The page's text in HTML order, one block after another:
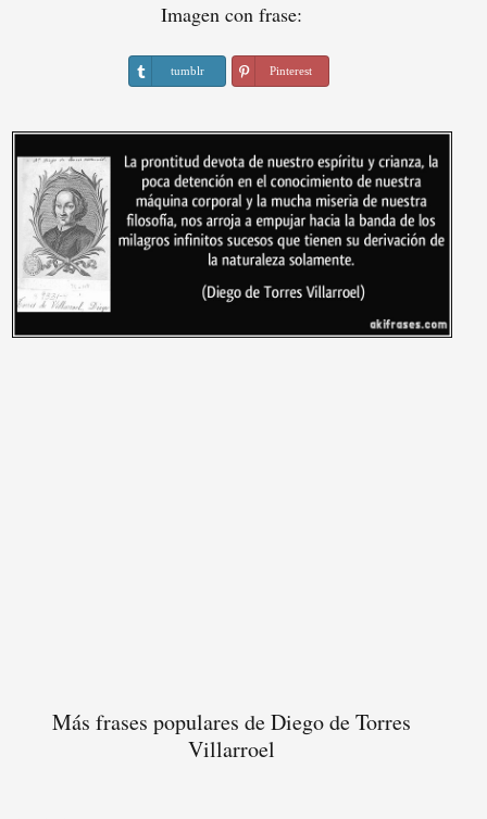
Imagen con frase:
tumblr Pinterest
Más frases populares de Diego de Torres
Villarroel